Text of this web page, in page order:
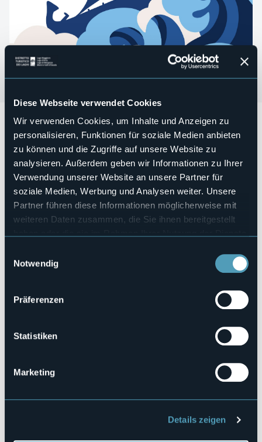
Diese Webseite verwendet Cookies
Wir verwenden Cookies, um Inhalte und Anzeigen zu
personalisieren, Funktionen für soziale Medien anbieten
zu können und die Zugriffe auf unsere Website zu
analysieren. Außerdem geben wir Informationen zu Ihrer
Verwendung unserer Website an unsere Partner für
soziale Medien, Werbung und Analysen weiter. Unsere
Partner führen diese Informationen möglicherweise mit
weiteren Daten zusammen, die Sie ihnen bereitgestellt
Notwendig
Präferenzen
Statistiken
Marketing
Details zeigen
Domenica 17 maggio 2026 alle ore 15.30presso il Salone
Società Operaia si terrà la Commedia“La nostra odissea,
il viaggio tragicomico di Ulisse”
di Palma Bertolotti,
presentata dalla compagnia “I ggiovani attori” del Centro
Incontro Don G. Valli di Arona e il Centro Incontro Lesiano.
Al termine dello spettacolo seguirà un rinfresco
Veranstaltungsmanager
Salone Società Operaia
E-mail
28041 - Lesa (NO)